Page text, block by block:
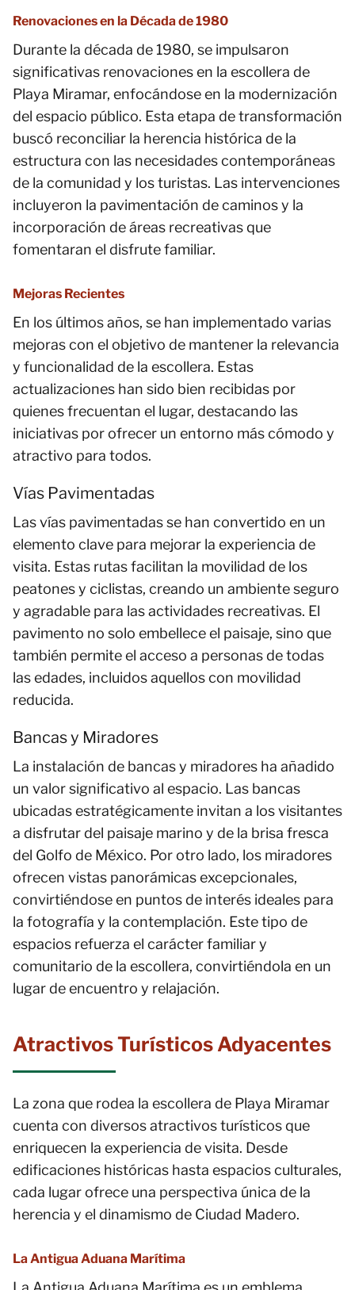
Renovaciones en la Década de 1980
Durante la década de 1980, se impulsaron
significativas renovaciones en la escollera de
Playa Miramar, enfocándose en la modernización
del espacio público. Esta etapa de transformación
buscó reconciliar la herencia histórica de la
estructura con las necesidades contemporáneas
de la comunidad y los turistas. Las intervenciones
incluyeron la pavimentación de caminos y la
incorporación de áreas recreativas que
fomentaran el disfrute familiar.
Mejoras Recientes
En los últimos años, se han implementado varias
mejoras con el objetivo de mantener la relevancia
y funcionalidad de la escollera. Estas
actualizaciones han sido bien recibidas por
quienes frecuentan el lugar, destacando las
iniciativas por ofrecer un entorno más cómodo y
atractivo para todos.
Vías Pavimentadas
Las vías pavimentadas se han convertido en un
elemento clave para mejorar la experiencia de
visita. Estas rutas facilitan la movilidad de los
peatones y ciclistas, creando un ambiente seguro
y agradable para las actividades recreativas. El
pavimento no solo embellece el paisaje, sino que
también permite el acceso a personas de todas
las edades, incluidos aquellos con movilidad
reducida.
Bancas y Miradores
La instalación de bancas y miradores ha añadido
un valor significativo al espacio. Las bancas
ubicadas estratégicamente invitan a los visitantes
a disfrutar del paisaje marino y de la brisa fresca
del Golfo de México. Por otro lado, los miradores
ofrecen vistas panorámicas excepcionales,
convirtiéndose en puntos de interés ideales para
la fotografía y la contemplación. Este tipo de
espacios refuerza el carácter familiar y
comunitario de la escollera, convirtiéndola en un
lugar de encuentro y relajación.
Atractivos Turísticos Adyacentes
La zona que rodea la escollera de Playa Miramar
cuenta con diversos atractivos turísticos que
enriquecen la experiencia de visita. Desde
edificaciones históricas hasta espacios culturales,
cada lugar ofrece una perspectiva única de la
herencia y el dinamismo de Ciudad Madero.
La Antigua Aduana Marítima